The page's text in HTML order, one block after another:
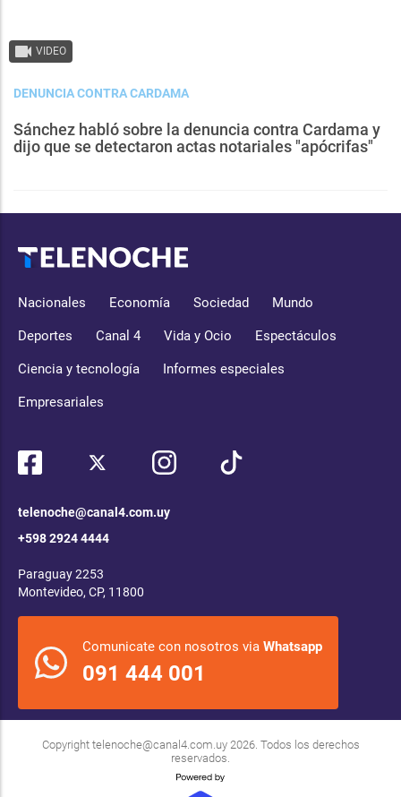
VIDEO
DENUNCIA CONTRA CARDAMA
Sánchez habló sobre la denuncia contra Cardama y
dijo que se detectaron actas notariales "apócrifas"
Nacionales Economía Sociedad Mundo
Deportes Canal 4 Vida y Ocio Espectáculos
Ciencia y tecnología Informes especiales
Empresariales
telenoche@canal4.com.uy
+598 2924 4444
Paraguay 2253
Montevideo, CP, 11800
Comunicate con nosotros via Whatsapp
091 444 001
Copyright telenoche@canal4.com.uy2026. Todos los derechos
reservados.